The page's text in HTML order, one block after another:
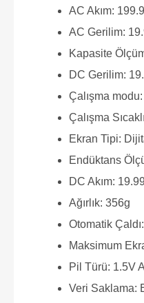
AC Akım:
AC Gerilim:
Kapasite
DC Gerilim:
Çalışma
Çalışma
Ekran Tipi:
Endüktans
DC Akım:
Ağırlık: 356g
Otomatik
Maksimum
Pil Türü: 1.5V
Veri Saklama: